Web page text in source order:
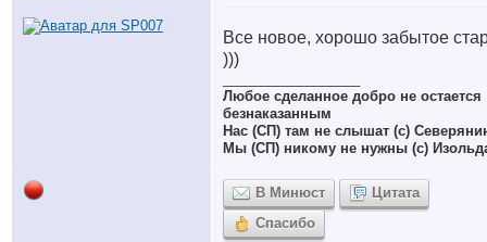
Все новое, хорошо забытое
)))
Любое сделанное добро не остается
безнаказанным
Нас (СП) там не слышат (с)
Мы (СП) никому не нужны (с)
В Минюст
Цитата
Спасибо